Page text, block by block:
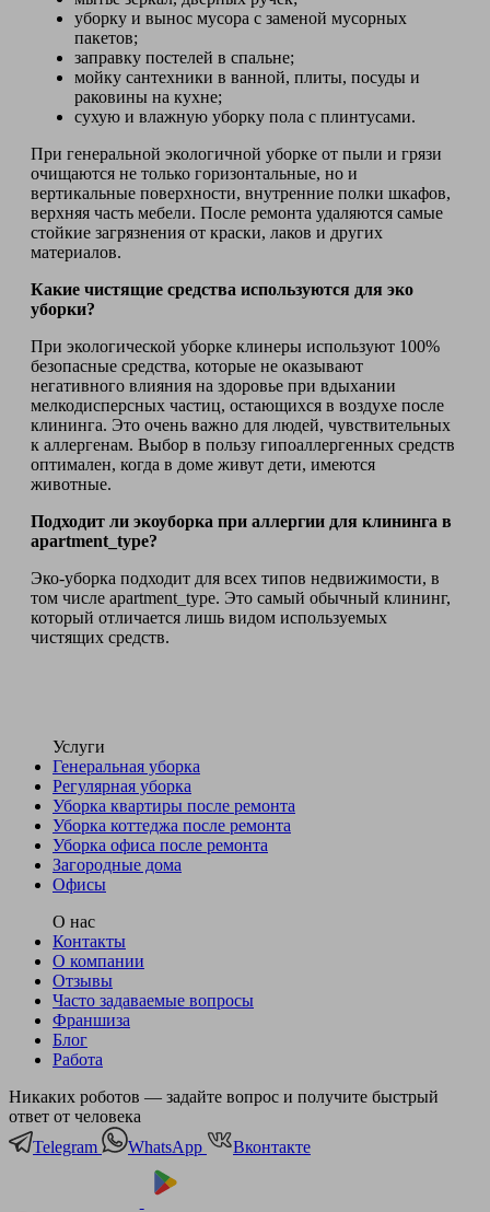
уборку и вынос мусора с заменой мусорных
пакетов;
заправку постелей в спальне;
мойку сантехники в ванной, плиты, посуды и
раковины на кухне;
сухую и влажную уборку пола с плинтусами.
При генеральной экологичной уборке от пыли и грязи
очищаются не только горизонтальные, но и
вертикальные поверхности, внутренние полки шкафов,
верхняя часть мебели. После ремонта удаляются самые
стойкие загрязнения от краски, лаков и других
материалов.
Какие чистящие средства используются для эко
уборки?
При экологической уборке клинеры используют 100%
безопасные средства, которые не оказывают
негативного влияния на здоровье при вдыхании
мелкодисперсных частиц, остающихся в воздухе после
клининга. Это очень важно для людей, чувствительных
к аллергенам. Выбор в пользу гипоаллергенных средств
оптимален, когда в доме живут дети, имеются
животные.
Подходит ли экоуборка при аллергии для клининга в
apartment_type?
Эко-уборка подходит для всех типов недвижимости, в
том числе apartment_type. Это самый обычный клининг,
который отличается лишь видом используемых
чистящих средств.
Услуги
Генеральная уборка
Регулярная уборка
Уборка квартиры после ремонта
Уборка коттеджа после ремонта
Уборка офиса после ремонта
Загородные дома
Офисы
О нас
Контакты
О компании
Отзывы
Часто задаваемые вопросы
Франшиза
Блог
Работа
Никаких роботов — задайте вопрос и получите быстрый
ответ от человека
Telegram
WhatsApp Вконтакте